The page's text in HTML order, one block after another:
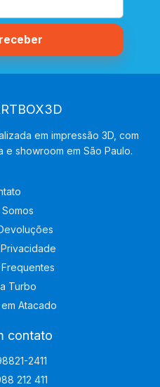
em impressão 3D, com
showroom em São Paulo.
Turbo
Atacado
contato
2411
212 411